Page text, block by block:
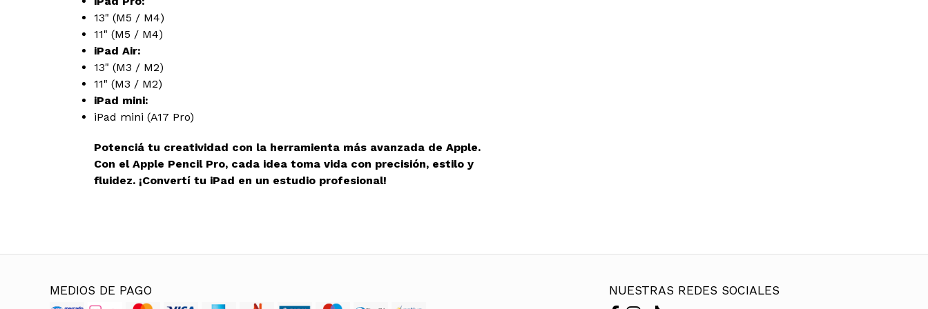
13" (M5 / M4)
11" (M5 / M4)
iPad Air:
13" (M3 / M2)
11" (M3 / M2)
iPad mini:
iPad mini (A17 Pro)
Potenciá tu creatividad con la herramienta más avanzada de Apple.
Con el Apple Pencil Pro, cada idea toma vida con precisión, estilo y
fluidez. ¡Convertí tu iPad en un estudio profesional!
MEDIOS DE PAGO NUESTRAS REDES SOCIALES